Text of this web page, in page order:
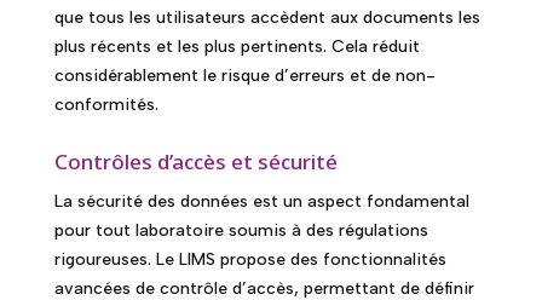
que tous les utilisateurs accèdent aux documents les
plus récents et les plus pertinents. Cela réduit
considérablement le risque d’erreurs et de non-
conformités.
Contrôles d’accès et sécurité
La sécurité des données est un aspect fondamental
pour tout laboratoire soumis à des régulations
rigoureuses. Le LIMS propose des fonctionnalités
avancées de contrôle d’accès, permettant de définir